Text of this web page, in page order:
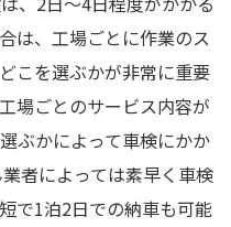
は、工場ごとに作業のス
こを選ぶかが非常に重要
場ごとのサービス内容が
ぶかによって車検にかか
者によっては素早く車検
で1泊2日での納車も可能